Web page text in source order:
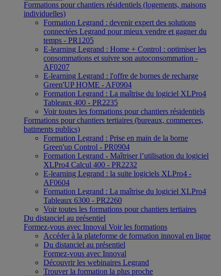
Formations pour chantiers résidentiels (logements, maisons
individuelles)
Formation Legrand : devenir expert des solutions
connectées Legrand pour mieux vendre et gagner du
temps - PR1205
E-learning Legrand : Home + Control : optimiser les
consommations et suivre son autoconsommation -
AF0207
E-learning Legrand : l'offre de bornes de recharge
Green'UP HOME - AF0904
Formation Legrand : La maîtrise du logiciel XLPro4
Tableaux 400 - PR2235
Voir toutes les formations pour chantiers résidentiels
Formations pour chantiers tertiaires (bureaux, commerces,
batiments publics)
Formation Legrand : Prise en main de la borne
Green'up Control - PR0904
Formation Legrand - Maîtriser l’utilisation du logiciel
XLPro4 Calcul 400 - PR2232
E-learning Legrand : la suite logiciels XLPro4 -
AF0604
Formation Legrand : La maîtrise du logiciel XLPro4
Tableaux 6300 - PR2260
Voir toutes les formations pour chantiers tertiaires
Du distanciel au présentiel
Formez-vous avec Innoval Voir les formations
Accéder à la plateforme de formation innoval en ligne
Du distanciel au présentiel
Formez-vous avec Innoval
Découvrir les webinaires Legrand
Trouver la formation la plus proche